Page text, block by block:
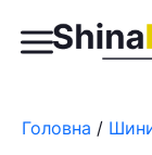
Головна /